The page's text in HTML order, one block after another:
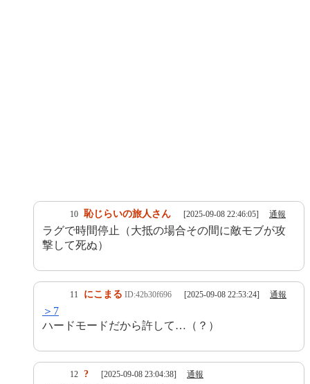
10 恥じらいの旅人さん [2025-09-08 22:46:05] 通報
ラグで時間停止（大抵の場合その間に敵モブが攻
撃して死ぬ）
11 にこまる ID:42b30f696 [2025-09-08 22:53:24] 通報
＞7
ハードモードだから許して…（？）
12 ? [2025-09-08 23:04:38] 通報